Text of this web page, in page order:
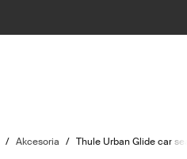
/ Akcesoria / Thule Urban Glide car